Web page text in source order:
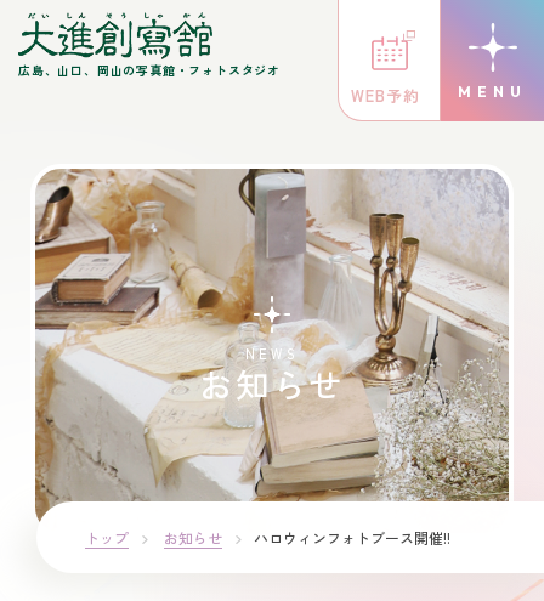
広島、山口、岡山の写真館・フォトスタジオ
WEB予約
NEWS
お知らせ
トップ お知らせ ハロウィンフォトブース開催!!